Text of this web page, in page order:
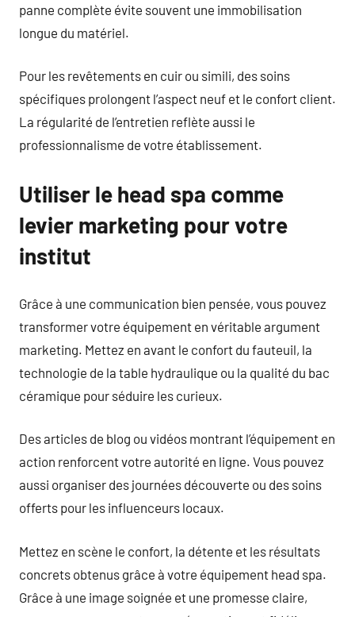
panne complète évite souvent une immobilisation
longue du matériel.
Pour les revêtements en cuir ou simili, des soins
spécifiques prolongent l’aspect neuf et le confort client.
La régularité de l’entretien reflète aussi le
professionnalisme de votre établissement.
Utiliser le head spa comme
levier marketing pour votre
institut
Grâce à une communication bien pensée, vous pouvez
transformer votre équipement en véritable argument
marketing. Mettez en avant le confort du fauteuil, la
technologie de la table hydraulique ou la qualité du bac
céramique pour séduire les curieux.
Des articles de blog ou vidéos montrant l’équipement en
action renforcent votre autorité en ligne. Vous pouvez
aussi organiser des journées découverte ou des soins
offerts pour les influenceurs locaux.
Mettez en scène le confort, la détente et les résultats
concrets obtenus grâce à votre équipement head spa.
Grâce à une image soignée et une promesse claire,